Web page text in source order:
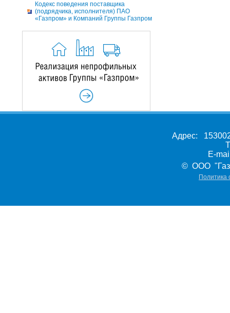
Кодекс поведения поставщика
(подрядчика, исполнителя) ПАО
«Газпром» и Компаний Группы Газпром
Адрес:
E-
© ООО
Политика